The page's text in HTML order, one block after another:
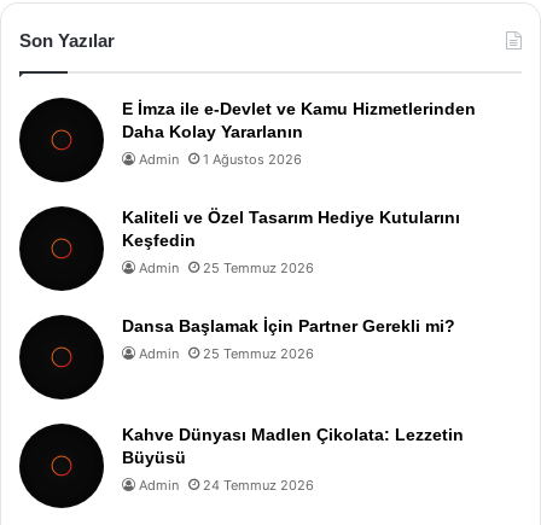
Son Yazılar
E İmza ile e-Devlet ve Kamu Hizmetlerinden
Daha Kolay Yararlanın
Admin 1 Ağustos 2026
Kaliteli ve Özel Tasarım Hediye Kutularını
Keşfedin
Admin 25 Temmuz 2026
Dansa Başlamak İçin Partner Gerekli mi?
Admin 25 Temmuz 2026
Kahve Dünyası Madlen Çikolata: Lezzetin
Büyüsü
Admin 24 Temmuz 2026